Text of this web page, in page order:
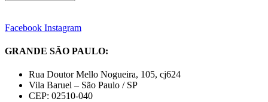
Facebook Instagram
GRANDE SÃO PAULO:
Rua Doutor Mello Nogueira, 105, cj624
Vila Baruel – São Paulo / SP
CEP: 02510-040